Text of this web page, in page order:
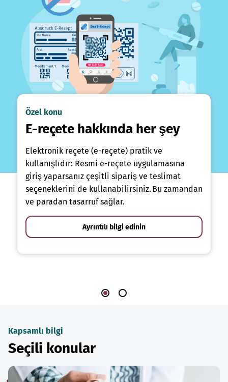
Özel konu
E-reçete hakkında her şey
Elektronik reçete (e-reçete) pratik ve
kullanışlıdır: Resmi e-reçete uygulamasına
giriş yaparsanız çeşitli sipariş ve teslimat
seçeneklerini de kullanabilirsiniz. Bu zamandan
ve paradan tasarruf sağlar.
Ayrıntılı bilgi edinin
Kapsamlı bilgi
Seçili konular